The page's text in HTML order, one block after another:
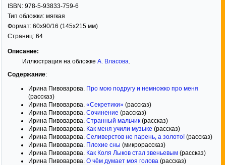
ISBN: 978-5-93833-759-6
Тип обложки: мягкая
Формат: 60x90/16 (145x215 мм)
Страниц: 64
Описание:
Иллюстрация на обложке А. Власова.
Содержание:
Ирина Пивоварова. Про мою подругу и немножко про меня
(рассказ)
Ирина Пивоварова. «Секретики» (рассказ)
Ирина Пивоварова. Сочинение (рассказ)
Ирина Пивоварова. Странный мальчик (рассказ)
Ирина Пивоварова. Как меня учили музыке (рассказ)
Ирина Пивоварова. Селиверстов не парень, а золото! (рассказ)
Ирина Пивоварова. Плохие сны (микрорассказ)
Ирина Пивоварова. Как Коля Лыков стал звеньевым (рассказ)
Ирина Пивоварова. О чём думает моя голова (рассказ)